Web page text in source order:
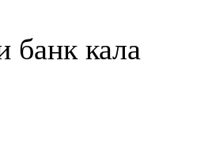
банк кала